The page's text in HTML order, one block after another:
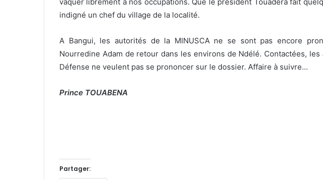
indigné un chef du village de la localité.
A Bangui, les autorités de la MINUSCA ne se sont pas encore
Nourredine Adam de retour dans les environs de Ndélé. Contactées,
Défense ne veulent pas se prononcer sur le dossier. Affaire à suivre…
Prince TOUABENA
Partager: